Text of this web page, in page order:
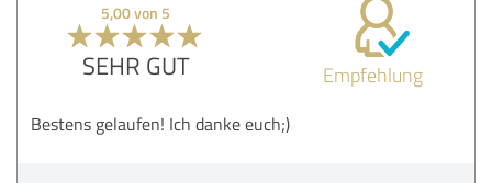
5,00 von 5
SEHR GUT Empfehlung
Bestens gelaufen! Ich danke euch;)